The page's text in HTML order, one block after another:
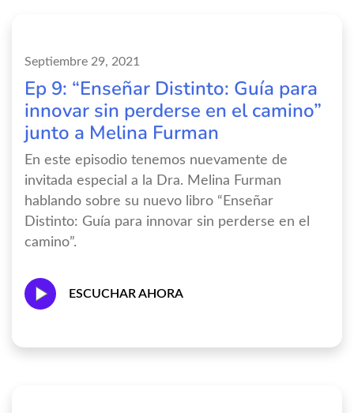
Septiembre 29, 2021
Ep 9: “Enseñar Distinto: Guía para
innovar sin perderse en el camino”
junto a Melina Furman
En este episodio tenemos nuevamente de
invitada especial a la Dra. Melina Furman
hablando sobre su nuevo libro “Enseñar
Distinto: Guía para innovar sin perderse en el
camino”.
ESCUCHAR AHORA